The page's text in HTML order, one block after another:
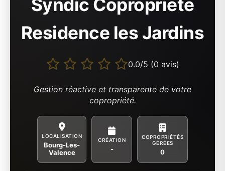
Syndic Copropriete
Residence les Jardins
0.0/5 (0 avis)
Gestion réactive et transparente de votre
copropriété.
LOCALISATION
Bourg-Les-
Valence
CRÉATION
-
COPROPRIÉTÉS
GÉRÉES
0